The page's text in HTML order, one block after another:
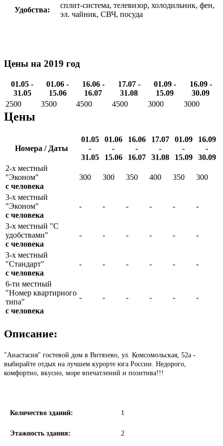
Удобства:
сплит-система, телевизор, холодильник, фен,
эл. чайник, СВЧ, посуда
Цены на 2019 год
01.05 -
31.05
01.06 -
15.06
16.06 -
16.07
17.07 -
31.08
01.09 -
15.09
16.09 -
30.09
2500
3500 4500 4500 3000 3000
Цены
Номера / Даты
01.05
-
31.05
01.06
-
15.06
16.06
-
16.07
17.07
-
31.08
01.09
-
15.09
16.09
-
30.09
2-х местный
"Эконом"
с человека
300 300 350 400 350 300
3-х местный
"Эконом"
с человека
- - - - - -
3-х местный "С
удобствами"
с человека
- - - - - -
3-х местный
"Стандарт"
с человека
- - - - - -
6-ти местный
"Номер квартирного
типа"
с человека
- - - - - -
Описание:
"Анастасия" гостевой дом в Витязево, ул. Комсомольская, 52а -
выбирайте отдых на лучшем курорте юга России. Недорого,
комфортно, вкусно, море впечатлений и позитива!!!
Количество зданий: 1
Этажность здания: 2